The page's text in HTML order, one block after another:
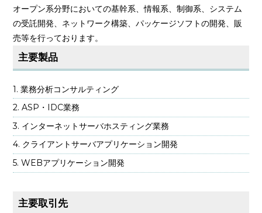
オープン系分野においての基幹系、情報系、制御系、システム
の受託開発、ネットワーク構築、パッケージソフトの開発、販
売等を行っております。
主要製品
業務分析コンサルティング
ASP・IDC業務
インターネットサーバホスティング業務
クライアントサーバアプリケーション開発
WEBアプリケーション開発
主要取引先